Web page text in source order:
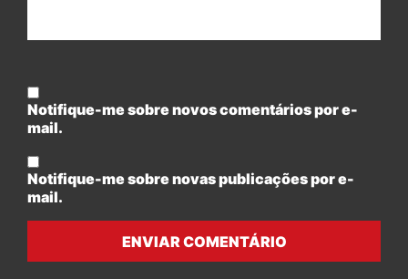
Notifique-me sobre novos comentários por e-
mail.
Notifique-me sobre novas publicações por e-
mail.
ENVIAR COMENTÁRIO